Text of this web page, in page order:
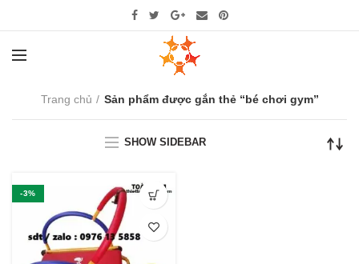
Trang chủ Sản phẩm được gắn thẻ “bé chơi gym”
SHOW SIDEBAR
-3%